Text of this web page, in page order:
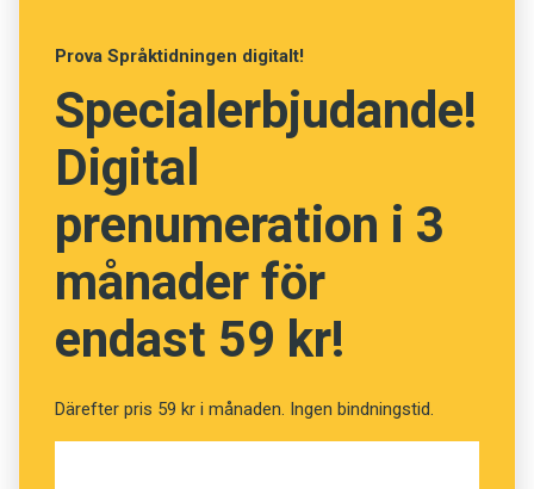
Vet du vad orden betyder?
(Kviss #195)
13av
Krum
Krökt
Snål
Prova Språktidningen digitalt!
Specialerbjudande!
Digital
prenumeration i 3
månader för
endast 59 kr!
Därefter pris 59 kr i månaden. Ingen bindningstid.